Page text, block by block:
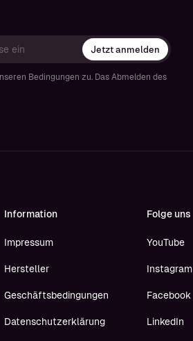
Jetzt anmelden
Bedingungen zu. Das Abmelden des
Information
Impressum
Hersteller
Geschäftsbedingungen
Datenschutzerklärung
Folge uns
YouTube
Instagram
Facebook
LinkedIn